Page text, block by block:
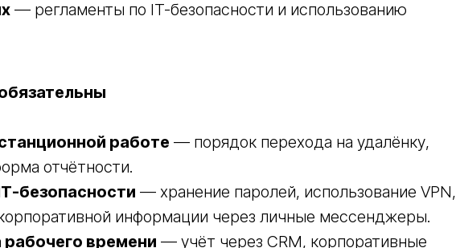
— регламенты по IT-безопасности и использованию
работе — порядок перехода на удалёнку,
отчётности.
безопасности — хранение паролей, использование VPN,
информации через личные мессенджеры.
рабочего времени — учёт через CRM, корпоративные